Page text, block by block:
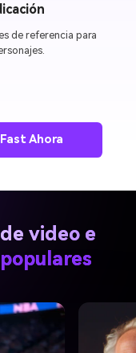
descárgalo o
sociales.
Ahora
video e